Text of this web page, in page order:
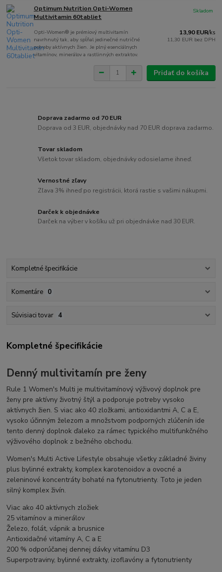
Optimum Nutrition Opti-Women
Multivitamin 60tabliet
Opti-Women® je prémiový multivitamín
navrhnutý tak, aby spĺňal jedinečné nutričné ​​
potreby aktívnych žien. Je plný esenciálnych
vitamínov, minerálov a rastlinných extraktov.
13,90 EUR/ks
11,30 EUR bez DPH
Skladom
Pridať do košíka
Doprava zadarmo od 70 EUR
Doprava od 3 EUR, objednávky nad 70 EUR doprava zadarmo.
Tovar skladom
Všetok tovar skladom, objednávky odosielame ihneď.
Vernostné zľavy
Zľava 3% ihneď po registrácii, ktorá rastie s vašimi nákupmi.
Darček k objednávke
Darček na výber v košíku už pri objednávke nad 30 EUR.
Kompletné špecifikácie
Komentáre 0
Súvisiaci tovar 4
Kompletné špecifikácie
Denný multivitamín pre ženy
Rule 1 Women's Multi je multivitamínový výživový doplnok pre
ženy pre aktívny životný štýl a podporuje potreby vysoko
aktívnych žien. S viac ako 40 zložkami, antioxidantmi A, C a E,
vysoko účinným železom a množstvom podporných zlúčenín ide
tento denný doplnok ďaleko za rámec typického multifunkčného
výživového doplnok z bežného obchodu.
Women's Multi Active Lifestyle obsahuje všetky základné živiny
plus bylinné extrakty, komplex karotenoidov a ovocné a
zeleninové koncentráty bohaté na fytonutrienty. Toto je jeden
silný komplex živín.
Viac ako 40 aktívnych zložiek
25 vitamínov a minerálov
Železo, folát, vápnik a brusnice
Antioxidačné vitamíny A, C a E
200 % odporúčanej dennej dávky vitamínu D3
Superpotraviny, bylinné extrakty, izoflavóny a fytonutrienty